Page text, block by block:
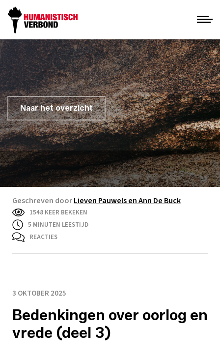
Naar het overzicht
Geschreven doorLieven Pauwels en Ann De Buck
1548 KEER BEKEKEN
5 MINUTEN LEESTIJD
REACTIES
3 OKTOBER 2025
Bedenkingen over oorlog en
vrede (deel 3)